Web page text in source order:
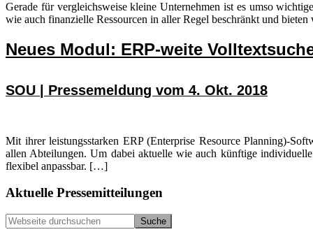
Gerade für vergleichsweise kleine Unternehmen ist es umso
wie auch finanzielle Ressourcen in aller Regel beschränkt und
Neues Modul: ERP-weite
SOU | Pressemeldung vom 4. Okt. 2018
Mit ihrer leistungsstarken ERP (Enterprise Resource Planning)-
allen Abteilungen. Um dabei aktuelle wie auch künftige
flexibel anpassbar. […]
Seitenspalte
Aktuelle Pressemitteilungen
Webseite
durchsuchen